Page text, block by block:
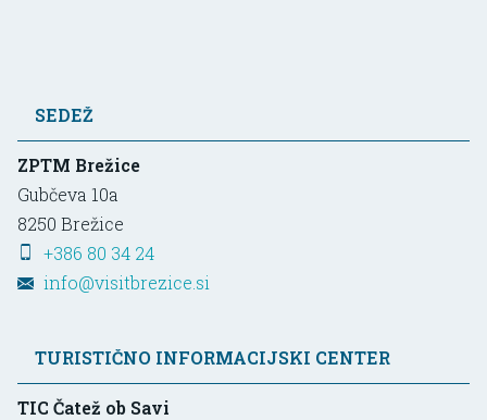
SEDEŽ
ZPTM Brežice
Gubčeva 10a
8250 Brežice
+386 80 34 24
info@visitbrezice.si
TURISTIČNO INFORMACIJSKI CENTER
TIC Čatež ob Savi